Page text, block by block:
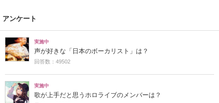
アンケート
実施中
声が好きな「日本のボーカリスト」は？
回答数：49502
実施中
歌が上手だと思うホロライブのメンバーは？